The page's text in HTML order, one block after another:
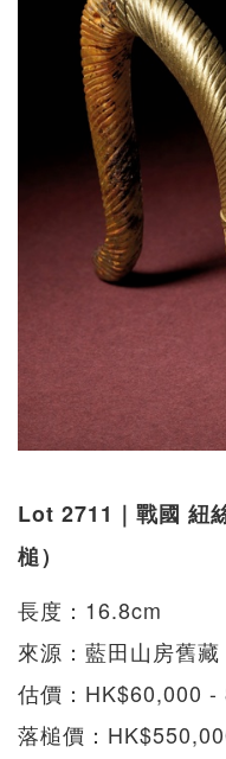
Lot 2711｜戰國 紐
槌）
長度：16.8cm
來源：藍田山房舊
估價：HK$60,000 -
落槌價：